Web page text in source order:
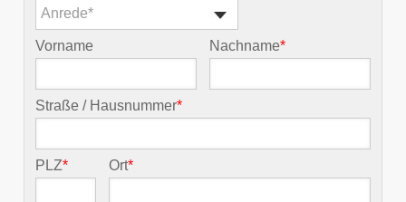
Anrede*
Vorname Nachname*
Straße / Hausnummer*
PLZ* Ort*